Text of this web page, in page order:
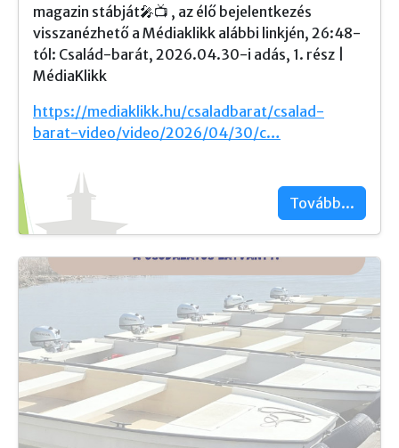
magazin stábját🎤📺 , az élő bejelentkezés
visszanézhető a Médiaklikk alábbi linkjén, 26:48-
tól: Család-barát, 2026.04.30-i adás, 1. rész |
MédiaKlikk
https://mediaklikk.hu/csaladbarat/csalad-
barat-video/video/2026/04/30/c…
Tovább...